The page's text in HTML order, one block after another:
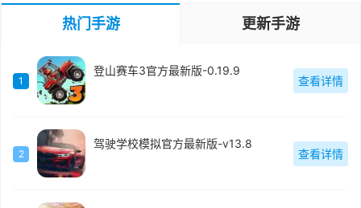
热门手游 更新手游
1
登山赛车3官方最新版-0.19.9
查看详情
2
驾驶学校模拟官方最新版-v13.8
查看详情